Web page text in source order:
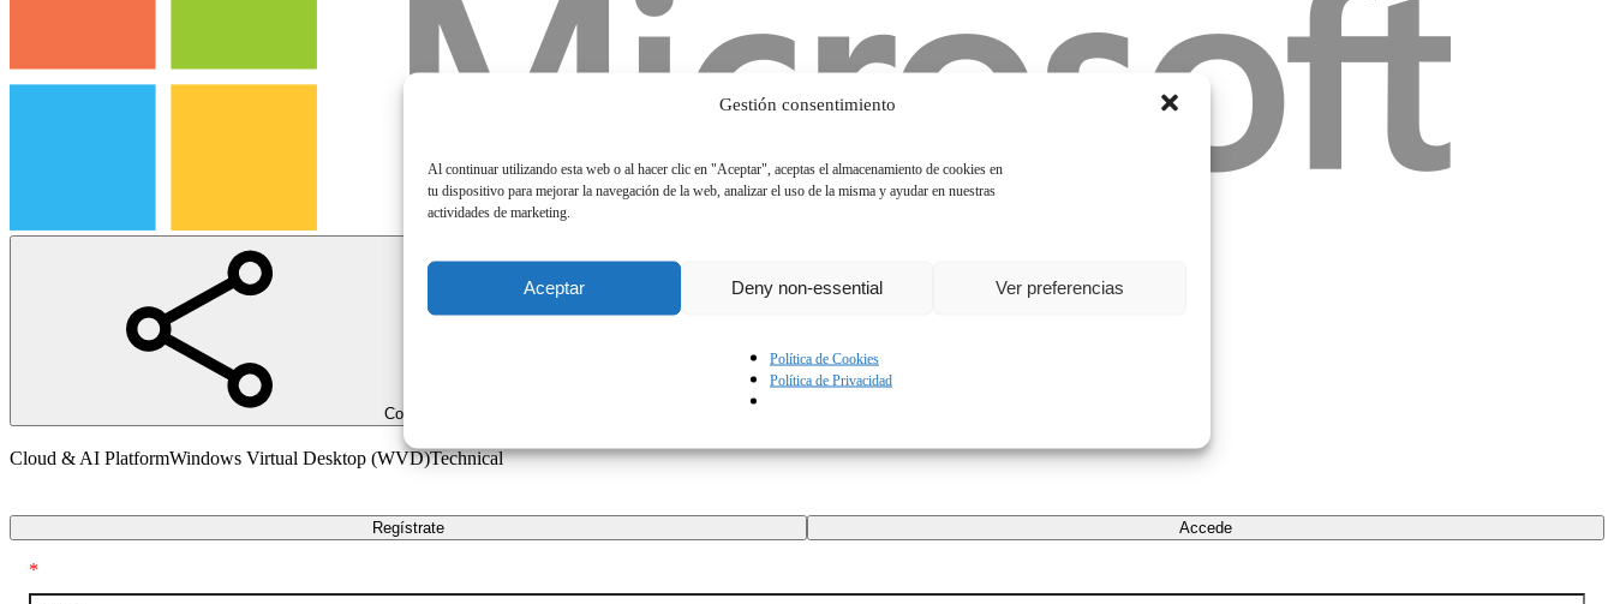
Gestión consentimiento
Al continuar utilizando esta web o al hacer clic en "Aceptar", aceptas el almacenamiento de cookies en
tu dispositivo para mejorar la navegación de la web, analizar el uso de la misma y ayudar en nuestras
actividades de marketing.
Aceptar Deny non-essential Ver preferencias
Política de Cookies
Política de Privacidad
Compartir
Cloud & AI PlatformWindows Virtual Desktop (WVD)Technical
Regístrate Accede
*